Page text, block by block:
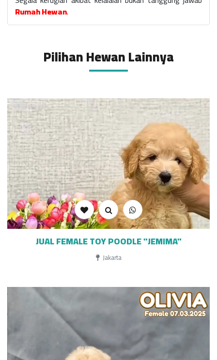
Rumah Hewan.
Pilihan Hewan Lainnya
JUAL FEMALE TOY POODLE "JEMIMA"
Jakarta